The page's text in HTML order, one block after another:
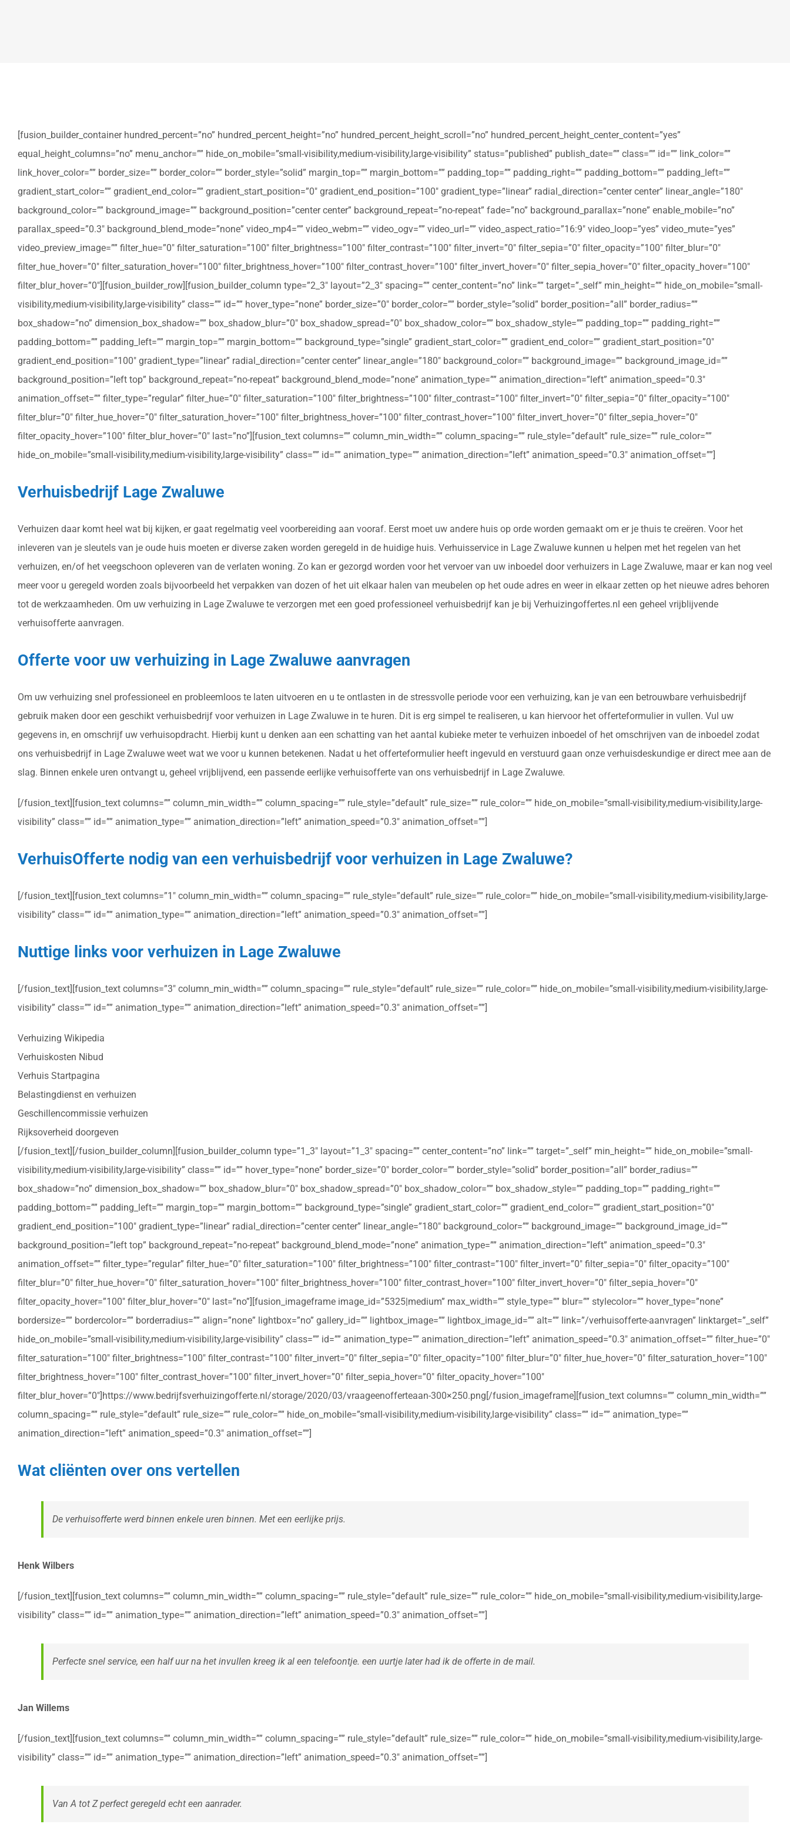
[fusion_builder_container hundred_percent=”no” hundred_percent_height=”no” hundred_percent_height_scroll=”no” hundred_percent_height_center_content=”yes”
equal_height_columns=”no” menu_anchor=”” hide_on_mobile=”small-visibility,medium-visibility,large-visibility” status=”published” publish_date=”” class=”” id=”” link_color=””
link_hover_color=”” border_size=”” border_color=”” border_style=”solid” margin_top=”” margin_bottom=”” padding_top=”” padding_right=”” padding_bottom=”” padding_left=””
gradient_start_color=”” gradient_end_color=”” gradient_start_position=”0″ gradient_end_position=”100″ gradient_type=”linear” radial_direction=”center center” linear_angle=”180″
background_color=”” background_image=”” background_position=”center center” background_repeat=”no-repeat” fade=”no” background_parallax=”none” enable_mobile=”no”
parallax_speed=”0.3″ background_blend_mode=”none” video_mp4=”” video_webm=”” video_ogv=”” video_url=”” video_aspect_ratio=”16:9″ video_loop=”yes” video_mute=”yes”
video_preview_image=”” filter_hue=”0″ filter_saturation=”100″ filter_brightness=”100″ filter_contrast=”100″ filter_invert=”0″ filter_sepia=”0″ filter_opacity=”100″ filter_blur=”0″
filter_hue_hover=”0″ filter_saturation_hover=”100″ filter_brightness_hover=”100″ filter_contrast_hover=”100″ filter_invert_hover=”0″ filter_sepia_hover=”0″ filter_opacity_hover=”100″
filter_blur_hover=”0″][fusion_builder_row][fusion_builder_column type=”2_3″ layout=”2_3″ spacing=”” center_content=”no” link=”” target=”_self” min_height=”” hide_on_mobile=”small-
visibility,medium-visibility,large-visibility” class=”” id=”” hover_type=”none” border_size=”0″ border_color=”” border_style=”solid” border_position=”all” border_radius=””
box_shadow=”no” dimension_box_shadow=”” box_shadow_blur=”0″ box_shadow_spread=”0″ box_shadow_color=”” box_shadow_style=”” padding_top=”” padding_right=””
padding_bottom=”” padding_left=”” margin_top=”” margin_bottom=”” background_type=”single” gradient_start_color=”” gradient_end_color=”” gradient_start_position=”0″
gradient_end_position=”100″ gradient_type=”linear” radial_direction=”center center” linear_angle=”180″ background_color=”” background_image=”” background_image_id=””
background_position=”left top” background_repeat=”no-repeat” background_blend_mode=”none” animation_type=”” animation_direction=”left” animation_speed=”0.3″
animation_offset=”” filter_type=”regular” filter_hue=”0″ filter_saturation=”100″ filter_brightness=”100″ filter_contrast=”100″ filter_invert=”0″ filter_sepia=”0″ filter_opacity=”100″
filter_blur=”0″ filter_hue_hover=”0″ filter_saturation_hover=”100″ filter_brightness_hover=”100″ filter_contrast_hover=”100″ filter_invert_hover=”0″ filter_sepia_hover=”0″
filter_opacity_hover=”100″ filter_blur_hover=”0″ last=”no”][fusion_text columns=”” column_min_width=”” column_spacing=”” rule_style=”default” rule_size=”” rule_color=””
hide_on_mobile=”small-visibility,medium-visibility,large-visibility” class=”” id=”” animation_type=”” animation_direction=”left” animation_speed=”0.3″ animation_offset=””]
Verhuisbedrijf Lage Zwaluwe
Verhuizen daar komt heel wat bij kijken, er gaat regelmatig veel voorbereiding aan vooraf. Eerst moet uw andere huis op orde worden gemaakt om er je thuis te creëren. Voor het
inleveren van je sleutels van je oude huis moeten er diverse zaken worden geregeld in de huidige huis. Verhuisservice in Lage Zwaluwe kunnen u helpen met het regelen van het
verhuizen, en/of het veegschoon opleveren van de verlaten woning. Zo kan er gezorgd worden voor het vervoer van uw inboedel door verhuizers in Lage Zwaluwe, maar er kan nog veel
meer voor u geregeld worden zoals bijvoorbeeld het verpakken van dozen of het uit elkaar halen van meubelen op het oude adres en weer in elkaar zetten op het nieuwe adres behoren
tot de werkzaamheden. Om uw verhuizing in Lage Zwaluwe te verzorgen met een goed professioneel verhuisbedrijf kan je bij Verhuizingoffertes.nl een geheel vrijblijvende
verhuisofferte aanvragen.
Offerte voor uw verhuizing in Lage Zwaluwe aanvragen
Om uw verhuizing snel professioneel en probleemloos te laten uitvoeren en u te ontlasten in de stressvolle periode voor een verhuizing, kan je van een betrouwbare verhuisbedrijf
gebruik maken door een geschikt verhuisbedrijf voor verhuizen in Lage Zwaluwe in te huren. Dit is erg simpel te realiseren, u kan hiervoor het offerteformulier in vullen. Vul uw
gegevens in, en omschrijf uw verhuisopdracht. Hierbij kunt u denken aan een schatting van het aantal kubieke meter te verhuizen inboedel of het omschrijven van de inboedel zodat
ons verhuisbedrijf in Lage Zwaluwe weet wat we voor u kunnen betekenen. Nadat u het offerteformulier heeft ingevuld en verstuurd gaan onze verhuisdeskundige er direct mee aan de
slag. Binnen enkele uren ontvangt u, geheel vrijblijvend, een passende eerlijke verhuisofferte van ons verhuisbedrijf in Lage Zwaluwe.
[/fusion_text][fusion_text columns=”” column_min_width=”” column_spacing=”” rule_style=”default” rule_size=”” rule_color=”” hide_on_mobile=”small-visibility,medium-visibility,large-
visibility” class=”” id=”” animation_type=”” animation_direction=”left” animation_speed=”0.3″ animation_offset=””]
VerhuisOfferte nodig van een verhuisbedrijf voor verhuizen in Lage Zwaluwe?
[/fusion_text][fusion_text columns=”1″ column_min_width=”” column_spacing=”” rule_style=”default” rule_size=”” rule_color=”” hide_on_mobile=”small-visibility,medium-visibility,large-
visibility” class=”” id=”” animation_type=”” animation_direction=”left” animation_speed=”0.3″ animation_offset=””]
Nuttige links voor verhuizen in Lage Zwaluwe
[/fusion_text][fusion_text columns=”3″ column_min_width=”” column_spacing=”” rule_style=”default” rule_size=”” rule_color=”” hide_on_mobile=”small-visibility,medium-visibility,large-
visibility” class=”” id=”” animation_type=”” animation_direction=”left” animation_speed=”0.3″ animation_offset=””]
Verhuizing Wikipedia
Verhuiskosten Nibud
Verhuis Startpagina
Belastingdienst en verhuizen
Geschillencommissie verhuizen
Rijksoverheid doorgeven
[/fusion_text][/fusion_builder_column][fusion_builder_column type=”1_3″ layout=”1_3″ spacing=”” center_content=”no” link=”” target=”_self” min_height=”” hide_on_mobile=”small-
visibility,medium-visibility,large-visibility” class=”” id=”” hover_type=”none” border_size=”0″ border_color=”” border_style=”solid” border_position=”all” border_radius=””
box_shadow=”no” dimension_box_shadow=”” box_shadow_blur=”0″ box_shadow_spread=”0″ box_shadow_color=”” box_shadow_style=”” padding_top=”” padding_right=””
padding_bottom=”” padding_left=”” margin_top=”” margin_bottom=”” background_type=”single” gradient_start_color=”” gradient_end_color=”” gradient_start_position=”0″
gradient_end_position=”100″ gradient_type=”linear” radial_direction=”center center” linear_angle=”180″ background_color=”” background_image=”” background_image_id=””
background_position=”left top” background_repeat=”no-repeat” background_blend_mode=”none” animation_type=”” animation_direction=”left” animation_speed=”0.3″
animation_offset=”” filter_type=”regular” filter_hue=”0″ filter_saturation=”100″ filter_brightness=”100″ filter_contrast=”100″ filter_invert=”0″ filter_sepia=”0″ filter_opacity=”100″
filter_blur=”0″ filter_hue_hover=”0″ filter_saturation_hover=”100″ filter_brightness_hover=”100″ filter_contrast_hover=”100″ filter_invert_hover=”0″ filter_sepia_hover=”0″
filter_opacity_hover=”100″ filter_blur_hover=”0″ last=”no”][fusion_imageframe image_id=”5325|medium” max_width=”” style_type=”” blur=”” stylecolor=”” hover_type=”none”
bordersize=”” bordercolor=”” borderradius=”” align=”none” lightbox=”no” gallery_id=”” lightbox_image=”” lightbox_image_id=”” alt=”” link=”/verhuisofferte-aanvragen” linktarget=”_self”
hide_on_mobile=”small-visibility,medium-visibility,large-visibility” class=”” id=”” animation_type=”” animation_direction=”left” animation_speed=”0.3″ animation_offset=”” filter_hue=”0″
filter_saturation=”100″ filter_brightness=”100″ filter_contrast=”100″ filter_invert=”0″ filter_sepia=”0″ filter_opacity=”100″ filter_blur=”0″ filter_hue_hover=”0″ filter_saturation_hover=”100″
filter_brightness_hover=”100″ filter_contrast_hover=”100″ filter_invert_hover=”0″ filter_sepia_hover=”0″ filter_opacity_hover=”100″
filter_blur_hover=”0″]https://www.bedrijfsverhuizingofferte.nl/storage/2020/03/vraageenofferteaan-300×250.png[/fusion_imageframe][fusion_text columns=”” column_min_width=””
column_spacing=”” rule_style=”default” rule_size=”” rule_color=”” hide_on_mobile=”small-visibility,medium-visibility,large-visibility” class=”” id=”” animation_type=””
animation_direction=”left” animation_speed=”0.3″ animation_offset=””]
Wat cliënten over ons vertellen
De verhuisofferte werd binnen enkele uren binnen. Met een eerlijke prijs.
Henk Wilbers
[/fusion_text][fusion_text columns=”” column_min_width=”” column_spacing=”” rule_style=”default” rule_size=”” rule_color=”” hide_on_mobile=”small-visibility,medium-visibility,large-
visibility” class=”” id=”” animation_type=”” animation_direction=”left” animation_speed=”0.3″ animation_offset=””]
Perfecte snel service, een half uur na het invullen kreeg ik al een telefoontje. een uurtje later had ik de offerte in de mail.
Jan Willems
[/fusion_text][fusion_text columns=”” column_min_width=”” column_spacing=”” rule_style=”default” rule_size=”” rule_color=”” hide_on_mobile=”small-visibility,medium-visibility,large-
visibility” class=”” id=”” animation_type=”” animation_direction=”left” animation_speed=”0.3″ animation_offset=””]
Van A tot Z perfect geregeld echt een aanrader.